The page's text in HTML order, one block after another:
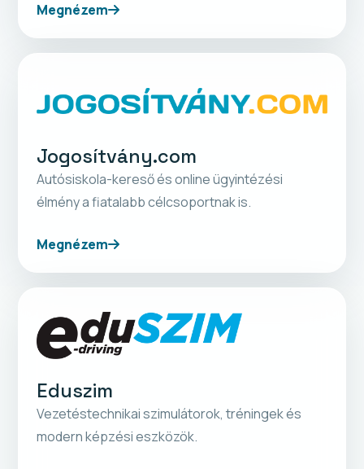
Megnézem
Jogosítvány.com
Autósiskola-kereső és online ügyintézési
élmény a fiatalabb célcsoportnak is.
Megnézem
Eduszim
Vezetéstechnikai szimulátorok, tréningek és
modern képzési eszközök.